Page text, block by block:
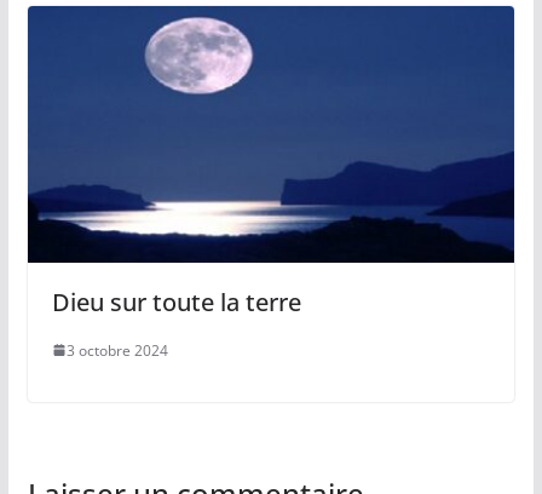
Dieu sur toute la terre
3 octobre 2024